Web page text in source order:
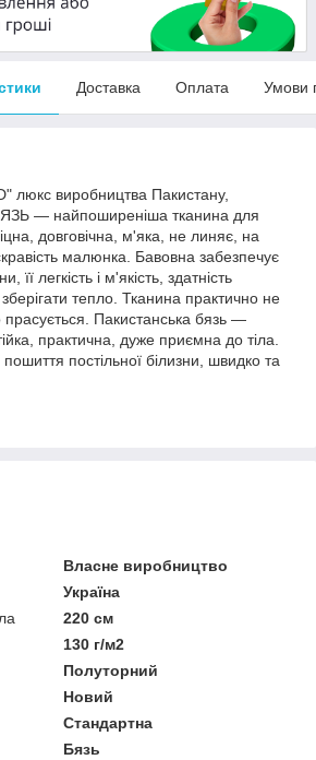
Доставка Оплата Умови
люкс виробництва Пакистану,
— найпоширеніша тканина для
довговічна, м'яка, не линяє, на
малюнка. Бавовна забезпечує
її легкість і м'якість, здатність
тепло. Тканина практично не
Пакистанська бязь —
практична, дуже приємна до тіла.
постільної білизни, швидко та
Власне виробництво
Україна
220 см
130 г/м2
Полуторний
Новий
Стандартна
Бязь